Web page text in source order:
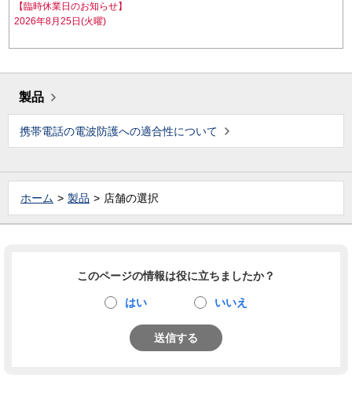
【臨時休業日のお知らせ】
2026年8月25日(火曜)
製品
携帯電話の電波防護への適合性について
ホーム 製品 店舗の選択
このページの情報は役に立ちましたか？
はい いいえ
送信する